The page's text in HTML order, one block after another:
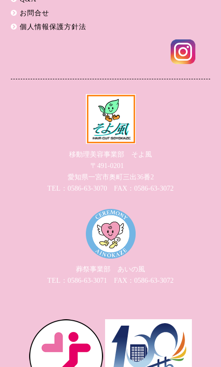
お問合せ
個人情報保護方針法
移動理美容事業部 そよ風
〒491-0201
愛知県一宮市奥町三出36番2
TEL：0586-63-3070 FAX：0586-63-3072
葬祭事業部 あいの風
TEL：0586-63-3071 FAX：0586-63-3072